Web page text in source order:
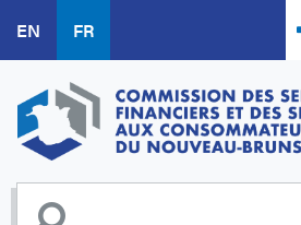
au
contenu
principal
EN FR